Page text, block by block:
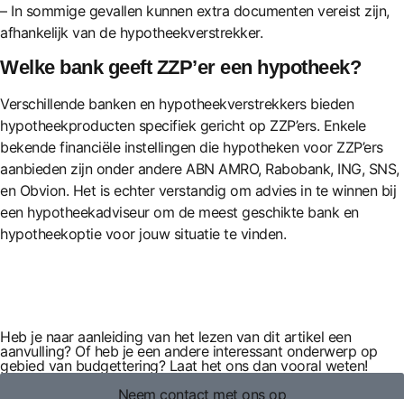
– In sommige gevallen kunnen extra documenten vereist zijn,
afhankelijk van de hypotheekverstrekker.
Welke bank geeft ZZP’er een hypotheek?
Verschillende banken en hypotheekverstrekkers bieden
hypotheekproducten specifiek gericht op ZZP’ers. Enkele
bekende financiële instellingen die hypotheken voor ZZP’ers
aanbieden zijn onder andere ABN AMRO, Rabobank, ING, SNS,
en Obvion. Het is echter verstandig om advies in te winnen bij
een hypotheekadviseur om de meest geschikte bank en
hypotheekoptie voor jouw situatie te vinden.
Heb je naar aanleiding van het lezen van dit artikel een
aanvulling? Of heb je een andere interessant onderwerp op
gebied van budgettering? Laat het ons dan vooral weten!
Neem contact met ons op